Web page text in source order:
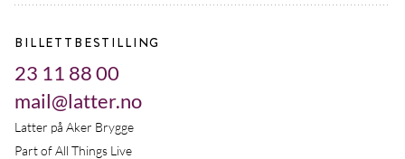
BILLETTBESTILLING
23 11 88 00
mail@latter.no
Latter på Aker Brygge
Part of All Things Live